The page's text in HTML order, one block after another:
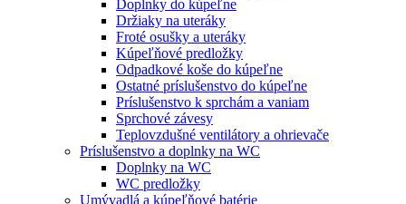
Doplnky do kúpeľne
Držiaky na uteráky
Froté osušky a uteráky
Kúpeľňové predložky
Odpadkové koše do kúpeľne
Ostatné príslušenstvo do kúpeľne
Príslušenstvo k sprchám a vaniam
Sprchové závesy
Teplovzdušné ventilátory a ohrievače
Príslušenstvo a doplnky na WC
Doplnky na WC
WC predložky
Umývadlá a kúpeľňové batérie